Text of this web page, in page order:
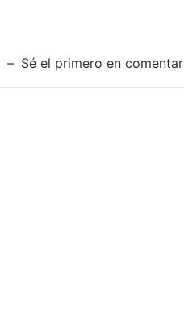
Sé el primero en comentar